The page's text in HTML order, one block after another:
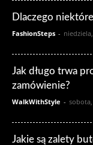
Dlaczego
FashionSteps -
Jak długo trwa
zamówienie?
WalkWithStyle - sobota,
Jakie są zalety